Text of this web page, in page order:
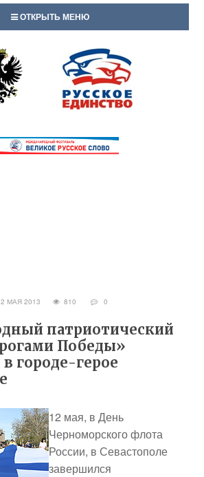
ОТКРЫТЬ МЕНЮ
МАЯ 2013 810 0
патриотический
Победы»
городе-герое
12 мая, в День
Черноморского флота
России, в Севастополе
завершился